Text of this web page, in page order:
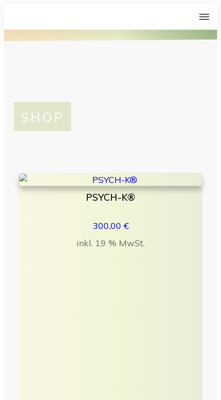
SHOP
PSYCH-K®
300,00 €
inkl. 19 % MwSt.